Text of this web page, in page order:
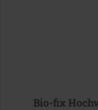
Bio-fix